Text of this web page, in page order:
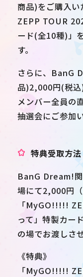
商品)をご購入
ZEPP TOUR
ード(全10種)」
す。
さらに、BanG
品)2,000円(税
メンバー全員の
抽選会にご参加
特典受取方法
BanG Dream!
場にて2,000円
「MyGO!!!!!
って」特製カー
の場でお渡しさ
《特典》
「MyGO!!!!!